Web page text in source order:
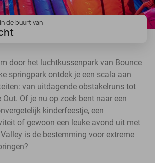
de buurt van
door het luchtkussenpark van Bounce
springpark ontdek je een scala aan
van uitdagende obstakelruns tot
Out. Of je nu op zoek bent naar een
kinderfeestje, een
of gewoon een leuke avond uit met
is de bestemming voor extreme